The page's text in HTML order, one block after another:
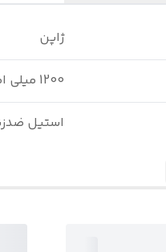
ژاپن
1200 میلی امپرساعت
استیل